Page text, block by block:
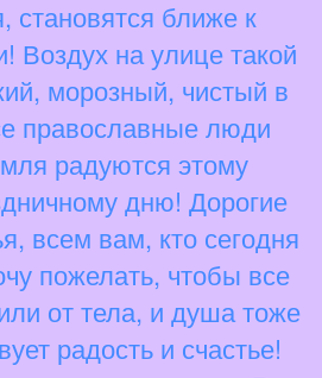
становятся ближе к
Воздух на улице такой
морозный, чистый в
православные люди
радуются этому
дню! Дорогие
всем вам, кто сегодня
пожелать, чтобы все
от тела, и душа тоже
радость и счастье!